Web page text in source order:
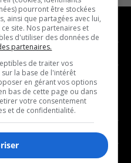
MUSIQUE
- Décompte franco
- Joué récemment
BALADOS
pourront être stockées
ainsi que partagées avec lui,
site. Nos partenaires et
d'utiliser des données de
partenaires.
de traiter vos
la base de l'intérêt
en gérant vos options
bas de cette page ou dans
votre consentement
et de confidentialité.